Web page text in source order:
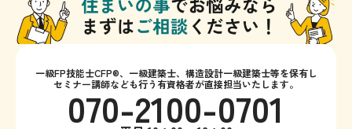
一級FP技能士CFP®、一級建築士、構造設計一級建築士等を保有し
セミナー講師なども行う有資格者が直接担当いたします。
070-2100-0701